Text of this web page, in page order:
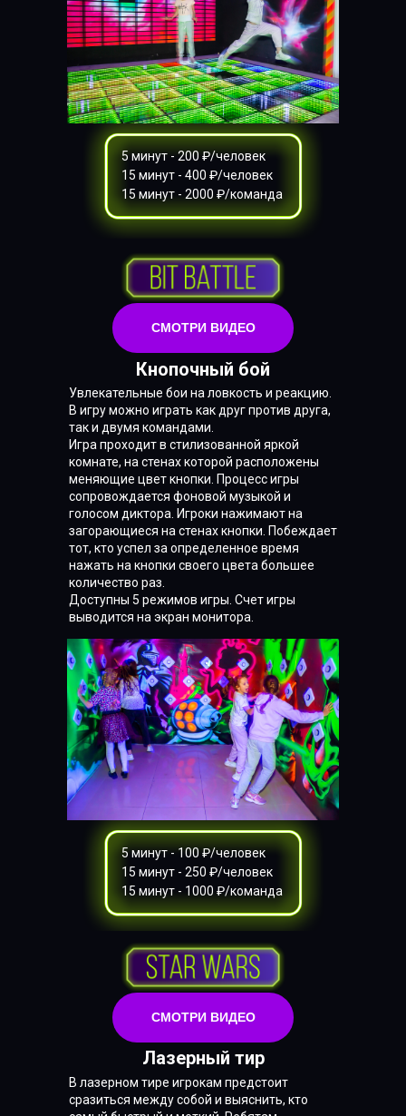
5 минут - 200 ₽/человек
15 минут - 400 ₽/человек
15 минут - 2000 ₽/команда
Увлекательные бои на ловкость и реакцию.
В игру можно играть как друг против друга,
так и двумя командами.
Игра проходит в стилизованной яркой
комнате, на стенах которой расположены
меняющие цвет кнопки. Процесс игры
сопровождается фоновой музыкой и
голосом диктора. Игроки нажимают на
загорающиеся на стенах кнопки. Побеждает
тот, кто успел за определенное время
нажать на кнопки своего цвета большее
количество раз.
Доступны 5 режимов игры. Счет игры
выводится на экран монитора.
5 минут - 100 ₽/человек
15 минут - 250 ₽/человек
15 минут - 1000 ₽/команда
Кнопочный бой
СМОТРИ ВИДЕО
В лазерном тире игрокам предстоит
сразиться между собой и выяснить, кто
Лазерный тир
СМОТРИ ВИДЕО